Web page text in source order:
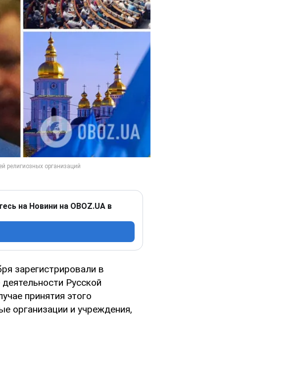
на Новини на OBOZ.UA в
зарегистрировали в
Русской
принятия этого
организации и учреждения,